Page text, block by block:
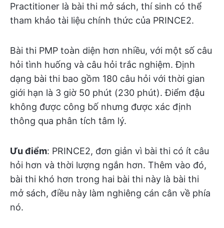
Practitioner là bài thi mở sách, thí sinh có thể
tham khảo tài liệu chính thức của PRINCE2.
Bài thi PMP toàn diện hơn nhiều, với một số câu
hỏi tình huống và câu hỏi trắc nghiệm. Định
dạng bài thi bao gồm 180 câu hỏi với thời gian
giới hạn là 3 giờ 50 phút (230 phút). Điểm đậu
không được công bố nhưng được xác định
thông qua phân tích tâm lý.
Ưu điểm: PRINCE2, đơn giản vì bài thi có ít câu
hỏi hơn và thời lượng ngắn hơn. Thêm vào đó,
bài thi khó hơn trong hai bài thi này là bài thi
mở sách, điều này làm nghiêng cán cân về phía
nó.